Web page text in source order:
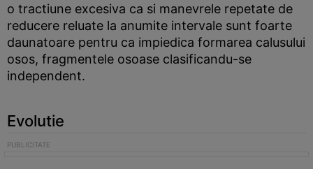
o tractiune excesiva ca si manevrele repetate de
reducere reluate la anumite intervale sunt foarte
daunatoare pentru ca impiedica formarea calusului
osos, fragmentele osoase clasificandu-se
independent.
Evolutie